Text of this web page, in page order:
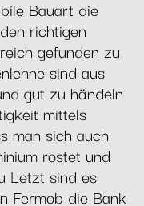
Bauart die
richtigen
gefunden zu
sind aus
gut zu händeln
mittels
man sich auch
rostet und
Letzt sind es
Fermob die Bank